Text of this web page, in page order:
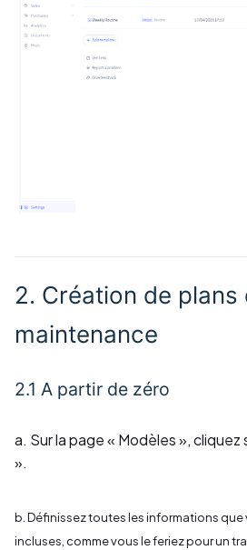
2. Création de plans
maintenance
2.1 A partir de zéro
a. Sur la page « Modèles », cliquez
».
b. Définissez toutes les informations
incluses, comme vous le feriez pour un